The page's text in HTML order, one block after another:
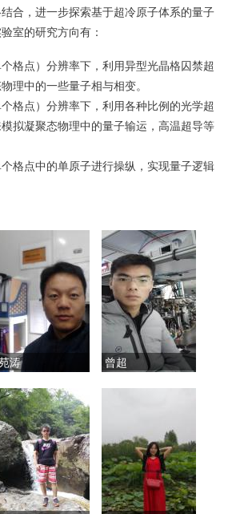
合，进一步探索基于超冷原子体系的量子
室的研究方向有：
格点）分辨率下，利用异型光晶格囚禁超
理中的一些量子相与相变。
格点）分辨率下，利用各种比例的光学超
拟凝聚态物理中的量子输运，高温超导等
格点中的单原子进行操纵，实现量子逻辑
涛 曾超